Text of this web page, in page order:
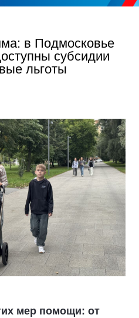
в Подмосковье
субсидии
льготы
мер помощи: от